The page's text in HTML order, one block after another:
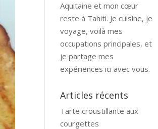
Aquitaine et mon cœur
reste à Tahiti. Je cuisine, je
voyage, voilà mes
occupations principales, et
je partage mes
expériences ici avec vous.
Articles récents
Tarte croustillante aux
courgettes